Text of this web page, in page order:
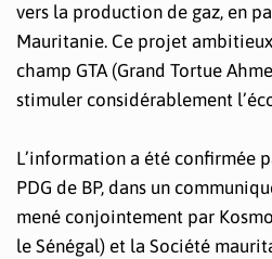
vers la production de gaz, en
Mauritanie. Ce projet
champ GTA (Grand Tortue
stimuler considérablement
L’information a été confirmée
PDG de BP, dans un
mené conjointement par
le Sénégal) et la Société